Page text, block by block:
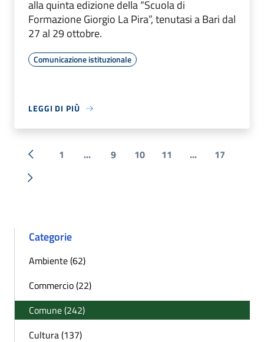
alla quinta edizione della “Scuola di
Formazione Giorgio La Pira”, tenutasi a Bari dal
27 al 29 ottobre.
Comunicazione istituzionale
LEGGI DI PIÙ
« Precedente
1 ... 9 10 11 ... 17
Successiva »
Categorie
Ambiente (62)
Commercio (22)
Comune (242)
Cultura (137)